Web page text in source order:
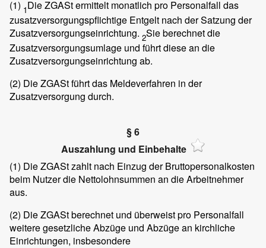
(1) 1Die ZGASt ermittelt monatlich pro Personalfall das
zusatzversorgungspflichtige Entgelt nach der Satzung der
Zusatzversorgungseinrichtung. 2Sie berechnet die
Zusatzversorgungsumlage und führt diese an die
Zusatzversorgungseinrichtung ab.
(2) Die ZGASt führt das Meldeverfahren in der
Zusatzversorgung durch.
§ 6
Auszahlung und Einbehalte
(1) Die ZGASt zahlt nach Einzug der Bruttopersonalkosten
beim Nutzer die Nettolohnsummen an die Arbeitnehmer
aus.
(2) Die ZGASt berechnet und überweist pro Personalfall
weitere gesetzliche Abzüge und Abzüge an kirchliche
Einrichtungen, insbesondere